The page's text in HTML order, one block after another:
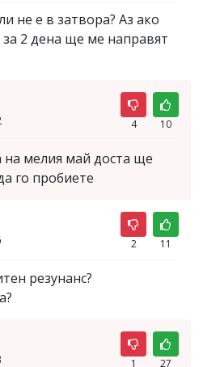
не е в затвора? Аз ако
2 дена ще ме направят
4 10
на мелия май доста ще
го пробиете
2 11
резунанс?
1 27